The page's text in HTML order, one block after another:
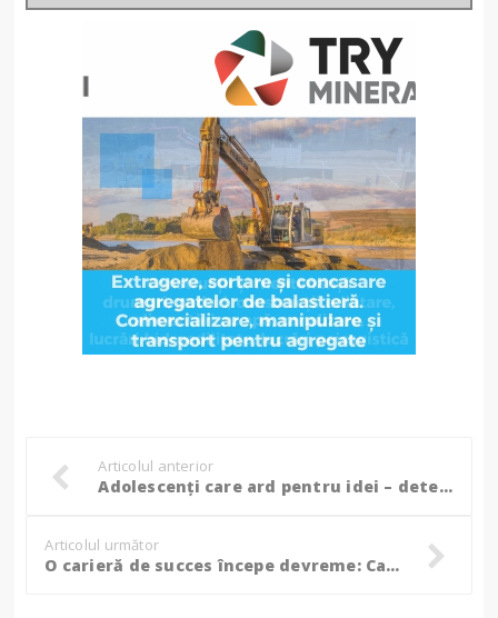
Articolul anterior
Adolescenți care ard pentru idei – determinare și creativitate la elevii Colegiului Național „Grigore Ghica” din Dorohoi!
Articolul următor
O carieră de succes începe devreme: Caravana meseriilor a ajuns la zeci de elevi din Botoșani! (Foto, Video)